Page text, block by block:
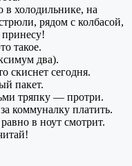
в холодильнике, на
рядом с колбасой,
принесу!
такое.
два).
скиснет сегодня.
пакет.
тряпку — протри.
коммуналку платить.
в ноут смотрит.